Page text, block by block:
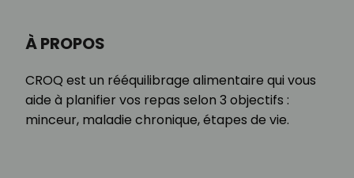
À PROPOS
CROQ est un rééquilibrage alimentaire qui vous
aide à planifier vos repas selon 3 objectifs :
minceur, maladie chronique, étapes de vie.